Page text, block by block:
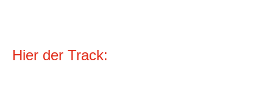
Hier der Track: